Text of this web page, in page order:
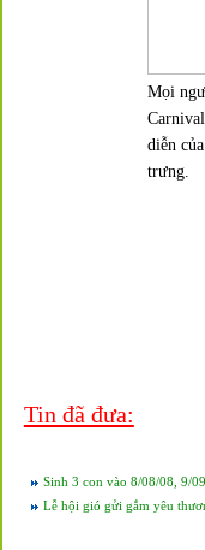
Mọi
Carnival
diễn
trưng.
Tin đã đưa:
Sinh 3 con vào 8/08/08, 9/
Lễ hội gió gửi gắm yêu